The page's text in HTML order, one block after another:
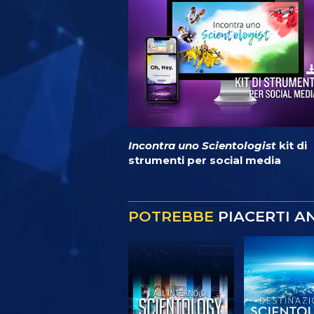
Incontra uno Scientologist kit di
strumenti per social media
POTREBBE PIACERTI